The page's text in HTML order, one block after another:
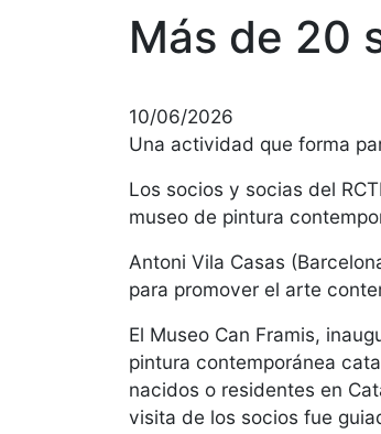
Más de 20
10/06/2026
Una actividad que forma
Los socios y socias del
museo de pintura
Antoni Vila Casas
para promover el arte
El Museo Can Framis,
pintura contemporánea
nacidos o residentes en
visita de los socios fue